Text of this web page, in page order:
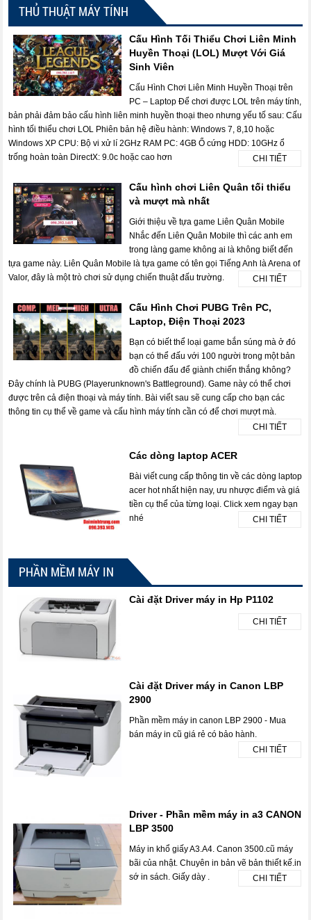
THỦ THUẬT MÁY TÍNH
Cấu Hình Tối Thiểu Chơi Liên Minh
Huyền Thoại (LOL) Mượt Với Giá
Sinh Viên
Cấu Hình Chơi Liên Minh Huyền Thoại trên
PC – Laptop Để chơi được LOL trên máy tính,
bản phải đảm bảo cấu hình liên minh huyền thoại theo nhưng yếu tố sau: Cấu
hình tối thiểu chơi LOL Phiên bản hệ điều hành: Windows 7, 8,10 hoặc
Windows XP CPU: Bộ vi xử lí 2GHz RAM PC: 4GB Ổ cứng HDD: 10GHz ổ
trống hoàn toàn DirectX: 9.0c hoặc cao hơn
CHI TIẾT
Cấu hình chơi Liên Quân tối thiểu
và mượt mà nhất
Giới thiệu về tựa game Liên Quân Mobile
Nhắc đến Liên Quân Mobile thì các anh em
trong làng game không ai là không biết đến
tựa game này. Liên Quân Mobile là tựa game có tên gọi Tiếng Anh là Arena of
Valor, đây là một trò chơi sử dụng chiến thuật đấu trường.
CHI TIẾT
Cấu Hình Chơi PUBG Trên PC,
Laptop, Điện Thoại 2023
Bạn có biết thể loại game bắn súng mà ở đó
bạn có thể đấu với 100 người trong một bản
đồ chiến đấu để giành chiến thắng không?
Đây chính là PUBG (Playerunknown's Battleground). Game này có thể chơi
được trên cả điện thoại và máy tính. Bài viết sau sẽ cung cấp cho bạn các
thông tin cụ thể về game và cấu hình máy tính cần có để chơi mượt mà.
CHI TIẾT
Các dòng laptop ACER
Bài viết cung cấp thông tin về các dòng laptop
acer hot nhất hiện nay, ưu nhược điểm và giá
tiền cụ thể của từng loại. Click xem ngay bạn
nhé
CHI TIẾT
PHẦN MỀM MÁY IN
Cài đặt Driver máy in Hp P1102
CHI TIẾT
Cài đặt Driver máy in Canon LBP
2900
Phần mềm máy in canon LBP 2900 - Mua
bán máy in cũ giá rẻ có bảo hành.
CHI TIẾT
Driver - Phần mềm máy in a3 CANON
LBP 3500
Máy in khổ giấy A3.A4. Canon 3500.cũ máy
bãi của nhật. Chuyên in bản vẽ bản thiết kế.in
sớ in sách. Giấy dày .
CHI TIẾT